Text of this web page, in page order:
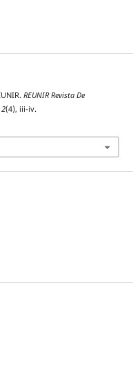
REUNIR Revista De
2(4), iii-iv.